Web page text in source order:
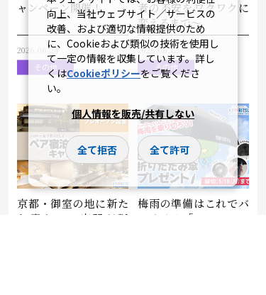
ャンペーン開催！
2026.06.24
その他
者の不安をワクワクに
変えるまで～
2026.06.12
その他
京都・御室の地に新た
な癒やしの空間が誕
梅雨の準備はこれでバ
ッチリ！「OTENKIい
向上、当社ウェブサイト／サービスの
改善、および適切な情報提供のため
に、Cookieおよび類似の技術を使用し
て一定の情報を収集しています。詳し
くはCookieポリシーをご覧くださ
い。
個人情報を販売/共有しない
全て拒否 全て許可